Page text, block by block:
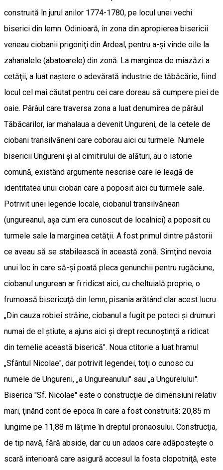
construită în jurul anilor 1774-1780, pe locul unei vechi
biserici din lemn. Odinioară, în zona din apropierea bisericii
veneau ciobanii prigoniţi din Ardeal, pentru a-şi vinde oile la
zahanalele (abatoarele) din zonă. La marginea de miazăzi a
cetăţii, a luat naştere o adevărată industrie de tăbăcărie, fiind
locul cel mai căutat pentru cei care doreau să cumpere piei de
oaie. Pârâul care traversa zona a luat denumirea de pârâul
Tăbăcarilor, iar mahalaua a devenit Ungureni, de la cetele de
ciobani transilvăneni care coborau aici cu turmele. Numele
bisericii Ungureni şi al cimitirului de alături, au o istorie
comună, existând argumente nescrise care le leagă de
identitatea unui cioban care a poposit aici cu turmele sale.
Potrivit unei legende locale, ciobanul transilvănean
(ungureanul, aşa cum era cunoscut de localnici) a poposit cu
turmele sale la marginea cetăţii. A fost primul dintre păstorii
ce aveau să se stabilească în această zonă. Simţind nevoia
unui loc în care să-şi poată pleca genunchii pentru rugăciune,
ciobanul ungurean ar fi ridicat aici, cu cheltuială proprie, o
frumoasă bisericuţă din lemn, pisania arătând clar acest lucru:
„Din cauza robiei străine, ciobanul a fugit pe poteci şi drumuri
numai de el ştiute, a ajuns aici şi drept recunoştinţă a ridicat
din temelie această biserică". Noua ctitorie a luat hramul
„Sfântul Nicolae", dar potrivit legendei, toţi o cunosc cu
numele de Ungureni, „a Ungureanului" sau „a Ungurelului".
Biserica "Sf. Nicolae" este o construcție de dimensiuni relativ
mari, ţinând cont de epoca în care a fost construită: 20,85 m
lungime pe 11,88 m lăţime în dreptul pronaosului. Construcţia,
de tip navă, fără abside, dar cu un adaos care adăposteşte o
scară interioară care asigură accesul la fosta clopotniţă, este